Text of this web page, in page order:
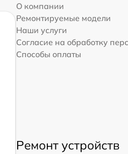
О компании
Ремонтируемые модели
Наши услуги
Согласие на обработку
Способы оплаты
Ремонт устройств